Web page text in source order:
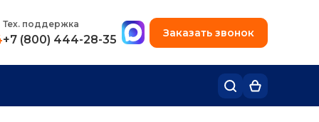
Тех. поддержка
+7 (800) 444-28-35
+7 (495) 780-48-49
Заказать звонок